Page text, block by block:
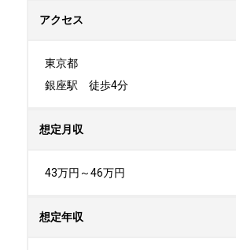
アクセス
東京都
銀座駅　徒歩4分
想定月収
43万円～46万円
想定年収